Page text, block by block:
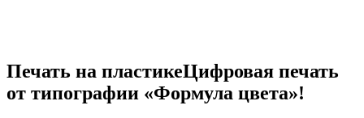
Печать на пластикеЦифровая печать
от типографии «Формула цвета»!